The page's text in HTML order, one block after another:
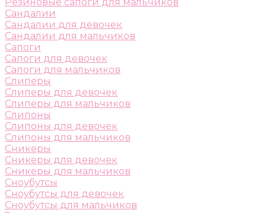
Сандалии
Сандалии для девочек
Сандалии для мальчиков
Сапоги
Сапоги для девочек
Сапоги для мальчиков
Слиперы
Слиперы для девочек
Слиперы для мальчиков
Слипоны
Слипоны для девочек
Слипоны для мальчиков
Сникеры
Сникеры для девочек
Сникеры для мальчиков
Сноубутсы
Сноубутсы для девочек
Сноубутсы для мальчиков